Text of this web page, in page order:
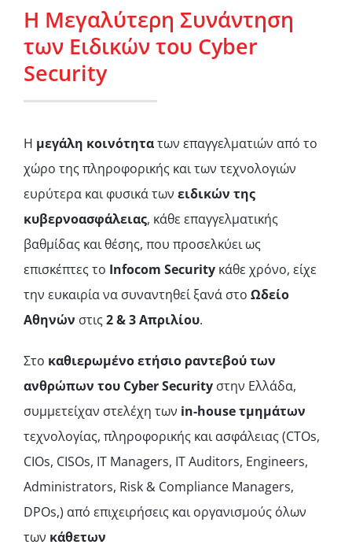
Η Μεγαλύτερη Συνάντηση
των Ειδικών του Cyber
Security
Η μεγάλη κοινότητατων επαγγελματιών από το
χώρο της πληροφορικής και των τεχνολογιών
ευρύτερα και φυσικά των ειδικών της
κυβερνοασφάλειας, κάθε επαγγελματικής
βαθμίδας και θέσης, που προσελκύει ως
επισκέπτες το Infocom Security κάθε χρόνο, είχε
την ευκαιρία να συναντηθεί ξανά στο Ωδείο
Αθηνών στις2 & 3 Απριλίου.
Στο καθιερωμένο ετήσιο ραντεβού των
ανθρώπων του CyberSecurity στην Ελλάδα,
συμμετείχαν στελέχη των in-house τμημάτων
τεχνολογίας, πληροφορικής και ασφάλειας(CTOs,
CIOs, CISOs, IT Managers, IT Auditors, Engineers,
Administrators, Risk & Compliance Managers,
DPOs,) από επιχειρήσεις και οργανισμούς όλων
των κάθετων